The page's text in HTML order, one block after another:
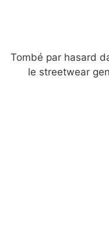
Tombé par hasard
le streetwear